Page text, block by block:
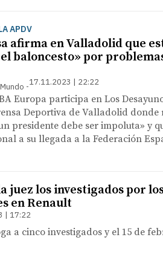
APDV
afirma en Valladolid que
baloncesto» por
17.11.2023 | 22:22
Europa participa en Los
Deportiva de Valladolid donde
presidente debe ser impoluta» y
a su llegada a la Federación
juez los investigados por
en Renault
| 17:22
a cinco investigados y el 15 de